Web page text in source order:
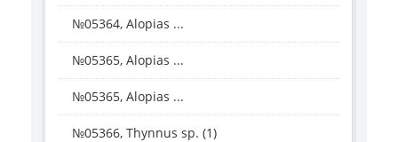
№05364, Alopias ...
№05365, Alopias ...
№05365, Alopias ...
№05366, Thynnus sp. (1)